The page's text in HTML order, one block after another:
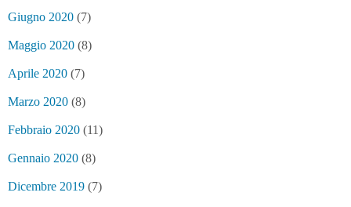
Giugno 2020 (7)
Maggio 2020 (8)
Aprile 2020 (7)
Marzo 2020 (8)
Febbraio 2020 (11)
Gennaio 2020 (8)
Dicembre 2019 (7)